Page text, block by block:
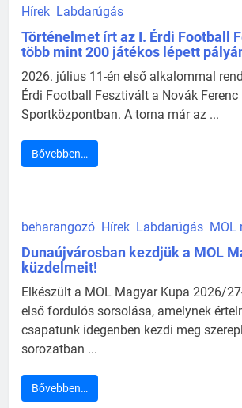
Hírek Labdarúgás
Történelmet írt az I. Érdi Football
több mint 200 játékos lépett
2026. július 11-én első alkalommal
Érdi Football Fesztivált a Novák Ferenc
Sportközpontban. A torna már az ...
Bővebben…
beharangozó Hírek Labdarúgás MOL
Dunaújvárosban kezdjük a MOL
küzdelmeit!
Elkészült a MOL Magyar Kupa 2026/
első fordulós sorsolása, amelynek
csapatunk idegenben kezdi meg
sorozatban ...
Bővebben…